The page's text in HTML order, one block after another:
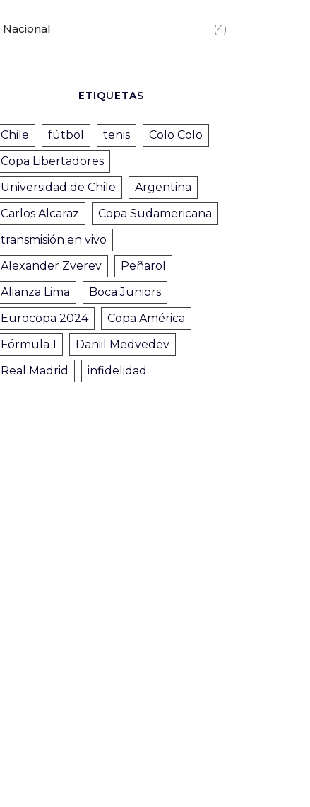
Nacional (4)
ETIQUETAS
Chile fútbol tenis
Colo Colo
Copa Libertadores
Universidad de Chile
Argentina
Carlos Alcaraz
Copa Sudamericana
transmisión en vivo
Alexander Zverev
Peñarol
Alianza Lima
Boca Juniors
Eurocopa 2024
Copa América
Fórmula 1
Daniil Medvedev
Real Madrid
infidelidad